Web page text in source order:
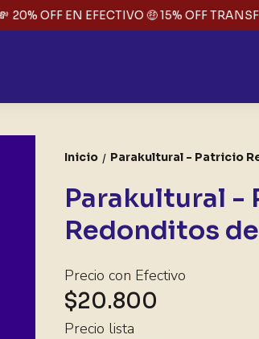
20% OFF EN EFECTIVO 🤑 15% OFF
Inicio / Parakultural - Patricio
Parakultural -
Redonditos
Precio con Efectivo
$20.800
Precio lista